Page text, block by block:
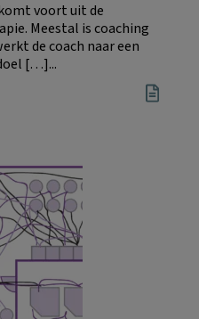
voort uit de
Meestal is coaching
de coach naar een
[…]...